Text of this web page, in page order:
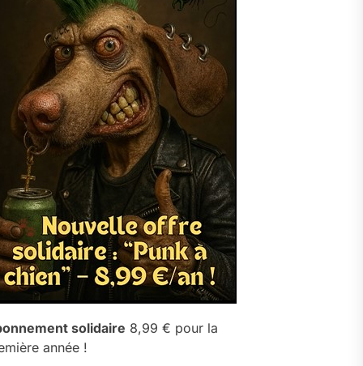
solidaire 8,99 € pour la
année !